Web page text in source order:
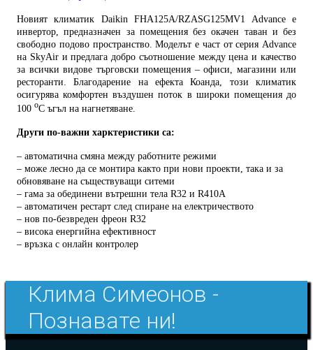
Новият климатик Daikin FHA125A/RZASG125MV1 Advance е
инвертор, предназначен за помещения без окачен таван и без
свободно подово пространство. Моделът е част от серия Advance
на SkyAir и предлага добро съотношение между цена и качество
за всички видове търговски помещения – офиси, магазини или
ресторанти. Благодарение на ефекта Коанда, този климатик
осигурява комфортен въздушен поток в широки помещения до
100 оС ъгъл на нагнетяване.
Други по-важни харктеристики са:
– автоматична смяна между работните режими
– може лесно да се монтира както при нови проекти, така и за
обновяване на съществуващи ситеми
– гама за обединени вътрешни тела R32 и R410А
– автоматичен рестарт след спиране на електричеството
– нов по-безвреден фреон R32
– висока енергийна ефективност
– връзка с онлайн контролер
Клима Симеонов -
Познавате ни!